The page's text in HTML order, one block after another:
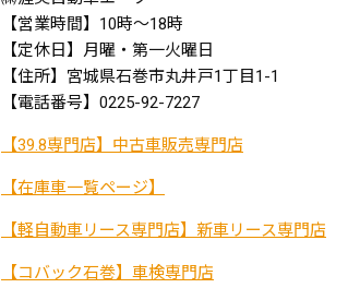
【営業時間】10時～18時
【定休日】月曜・第一火曜日
【住所】宮城県石巻市丸井戸1丁目1-1
【電話番号】0225-92-7227
【39.8専門店】中古車販売専門店
【在庫車一覧ページ】
【軽自動車リース専門店】新車リース専門店
【コバック石巻】車検専門店